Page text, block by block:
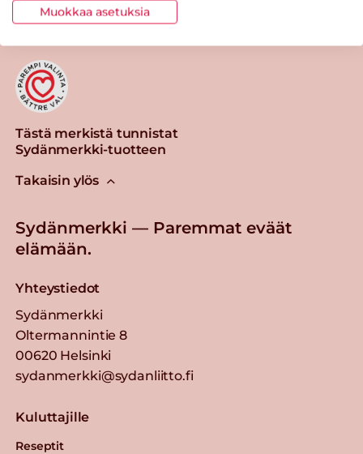
Tästä merkistä tunnistat
Sydänmerkki-tuotteen
Takaisin ylös
Sydänmerkki — Paremmat eväät
elämään.
Yhteystiedot
Sydänmerkki
Oltermannintie 8
00620 Helsinki
sydanmerkki@sydanliitto.fi
Kuluttajille
Reseptit
Muokkaa asetuksia